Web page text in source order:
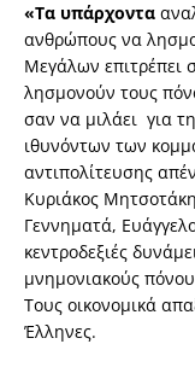
«Τα υπάρχοντα
ανθρώπους να
Μεγάλων επιτρέπει
λησμονούν τους
σαν να μιλάει για
ιθυνόντων των
αντιπολίτευσης
Κυριάκος
Γεννηματά,
κεντροδεξιές
μνημονιακούς
Τους οικονομικά
Έλληνες.